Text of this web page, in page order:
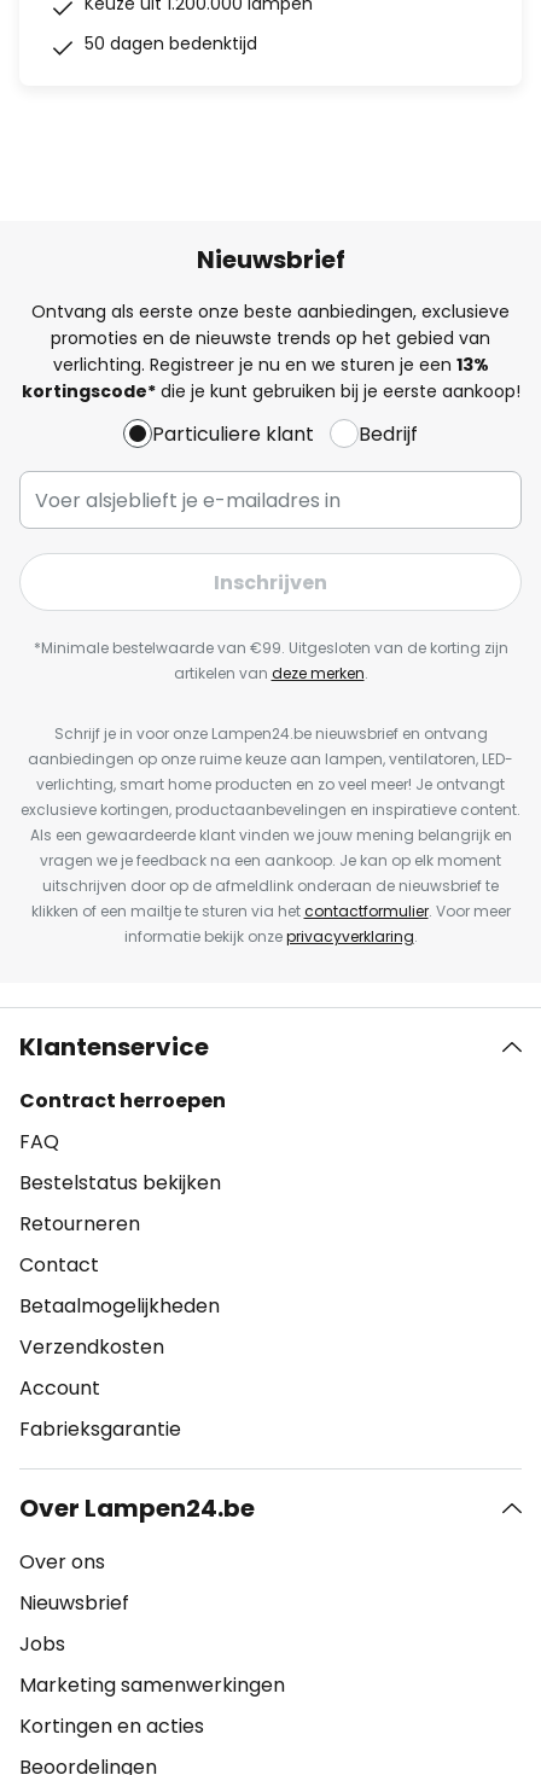
50 dagen bedenktijd
Nieuwsbrief
Ontvang als eerste onze beste aanbiedingen, exclusieve
promoties en de nieuwste trends op het gebied van
verlichting. Registreer je nu en we sturen je een 13%
kortingscode*die je kunt gebruiken bij je eerste aankoop!
Particuliere klant Bedrijf
Inschrijven
*Minimale bestelwaarde van €99. Uitgesloten van de korting zijn
artikelen van deze merken.
Schrijf je in voor onze Lampen24.be nieuwsbrief en ontvang
aanbiedingen op onze ruime keuze aan lampen, ventilatoren, LED-
verlichting, smart home producten en zo veel meer! Je ontvangt
exclusieve kortingen, productaanbevelingen en inspiratieve content.
Als een gewaardeerde klant vinden we jouw mening belangrijk en
vragen we je feedback na een aankoop. Je kan op elk moment
uitschrijven door op de afmeldlink onderaan de nieuwsbrief te
klikken of een mailtje te sturen via hetcontactformulier. Voor meer
informatie bekijk onzeprivacyverklaring.
Klantenservice
Contract herroepen
FAQ
Bestelstatus bekijken
Retourneren
Contact
Betaalmogelijkheden
Verzendkosten
Account
Fabrieksgarantie
Over Lampen24.be
Over ons
Nieuwsbrief
Jobs
Marketing samenwerkingen
Kortingen en acties
Beoordelingen